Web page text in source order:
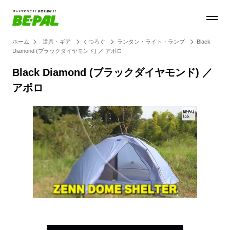
ホーム 道具・ギア くつろぐ ランタン・ライト・ランプ
Black
Diamond (ブラックダイヤモンド) ／ アポロ
Black Diamond (ブラックダイヤモンド) ／
アポロ